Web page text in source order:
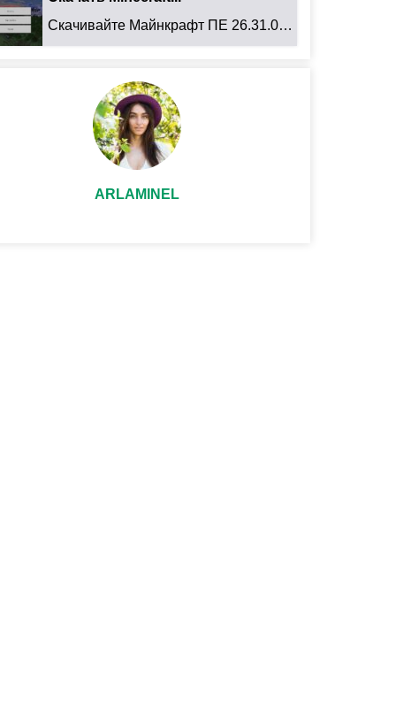
Скачивайте Майнкрафт ПЕ 26.31.01 для Android: ...
ARLAMINEL